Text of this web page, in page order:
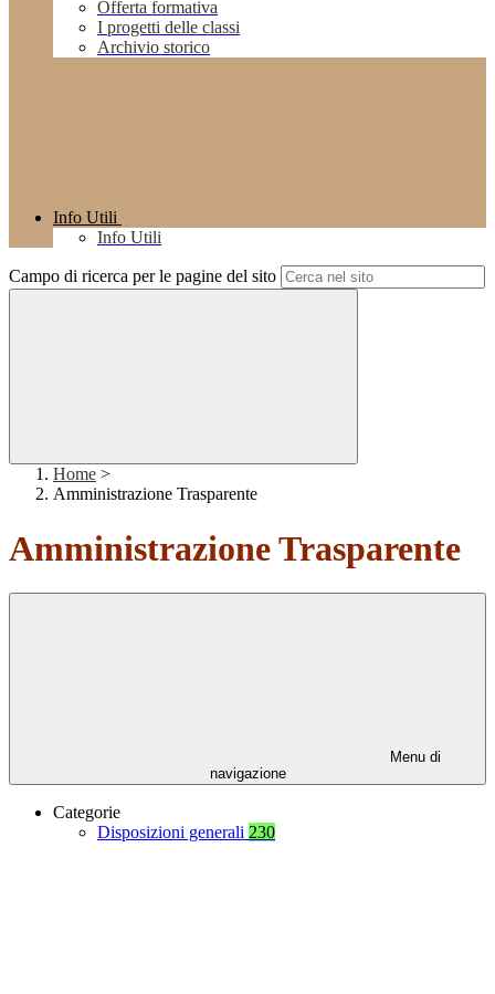
Offerta formativa
I progetti delle classi
Archivio storico
Info Utili
Info Utili
Campo di ricerca per le pagine del sito
Home >
Amministrazione Trasparente
Amministrazione Trasparente
Menu di
navigazione
Categorie
Disposizioni generali 230